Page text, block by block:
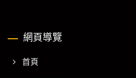
網頁導覽
首頁